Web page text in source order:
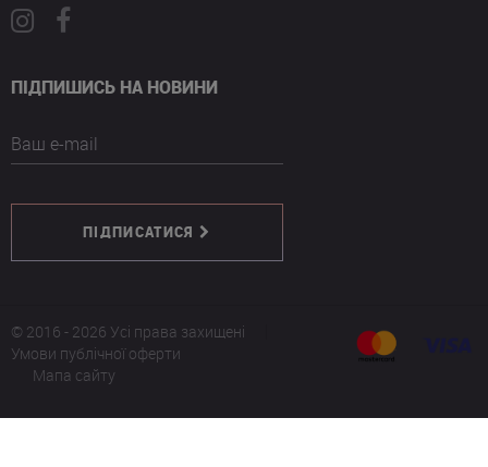
ПІДПИШИСЬ НА НОВИНИ
Ваш e-mail
ПІДПИСАТИСЯ
© 2016 - 2026 Усі права захищені
Умови публічної оферти
Мапа сайту